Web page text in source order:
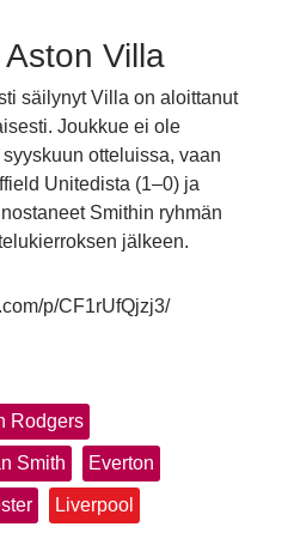
Villa
säilynyt Villa on aloittanut
Joukkue ei ole
otteluissa, vaan
Unitedista (1–0) ja
Smithin ryhmän
jälkeen.
p/CF1rUfQjzj3/
Rodgers
Smith Everton
Liverpool